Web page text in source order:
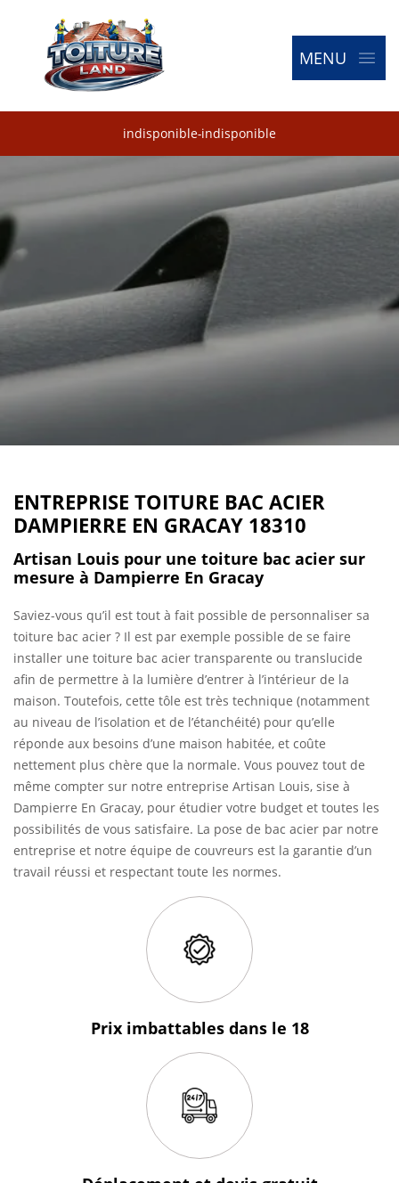
MENU
indisponible-indisponible
ENTREPRISE TOITURE BAC ACIER
DAMPIERRE EN GRACAY 18310
Artisan Louis pour une toiture bac acier sur
mesure à Dampierre En Gracay
Saviez-vous qu’il est tout à fait possible de personnaliser sa
toiture bac acier ? Il est par exemple possible de se faire
installer une toiture bac acier transparente ou translucide
afin de permettre à la lumière d’entrer à l’intérieur de la
maison. Toutefois, cette tôle est très technique (notamment
au niveau de l’isolation et de l’étanchéité) pour qu’elle
réponde aux besoins d’une maison habitée, et coûte
nettement plus chère que la normale. Vous pouvez tout de
même compter sur notre entreprise Artisan Louis, sise à
Dampierre En Gracay, pour étudier votre budget et toutes les
possibilités de vous satisfaire. La pose de bac acier par notre
entreprise et notre équipe de couvreurs est la garantie d’un
travail réussi et respectant toute les normes.
Prix imbattables dans le 18